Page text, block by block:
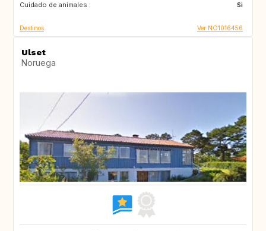
Cuidado de animales :
Si
HR
Destinos Ver NO1016456
Ulset
Noruega